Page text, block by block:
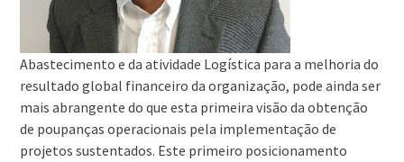
Abastecimento e da atividade Logística para a melhoria do
resultado global financeiro da organização, pode ainda ser
mais abrangente do que esta primeira visão da obtenção
de poupanças operacionais pela implementação de
projetos sustentados. Este primeiro posicionamento